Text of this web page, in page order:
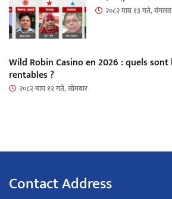
२०८२ माघ १३ गते,
Wild Robin Casino en 2026 : quels
rentables ?
२०८२ माघ १२ गते, सोमबार
Contact Address